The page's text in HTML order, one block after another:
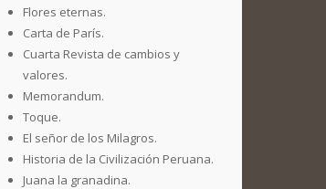
Flores eternas.
Carta de París.
Cuarta Revista de cambios y
valores.
Memorandum.
Toque.
El señor de los Milagros.
Historia de la Civilización Peruana.
Juana la granadina.